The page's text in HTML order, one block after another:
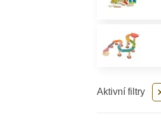
Aktivní filtry